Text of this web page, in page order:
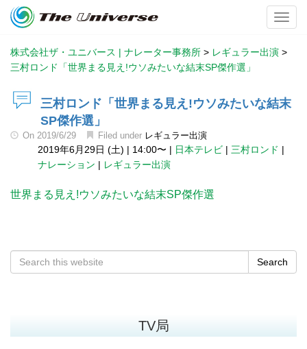
株式会社ザ・ユニバース | ナレーター事務所 > レギュラー出演 >
三村ロンド「世界まる見え!ウソみたいな結末SP傑作選」
三村ロンド「世界まる見え!ウソみたいな結末
SP傑作選」
On 2019/6/29 Filed under レギュラー出演
2019年6月29日 (土) | 14:00〜 | 日本テレビ | 三村ロンド |
ナレーション | レギュラー出演
世界まる見え!ウソみたいな結末SP傑作選
Search
TV局